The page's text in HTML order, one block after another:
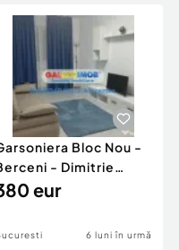
Bloc Nou -
- Dimitrie
eur
6 luni în urmă